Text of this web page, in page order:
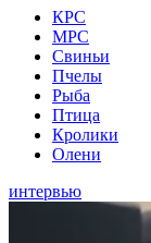
КРС
МРС
Свиньи
Пчелы
Рыба
Птица
Кролики
Олени
интервью